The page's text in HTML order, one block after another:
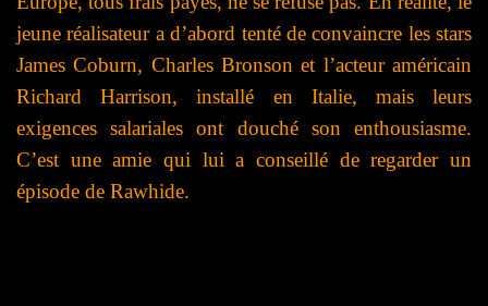
jeune réalisateur a d’abord tenté de convaincre les stars
James Coburn, Charles Bronson et l’acteur américain
Richard Harrison, installé en Italie, mais leurs
exigences salariales ont douché son enthousiasme.
C’est une amie qui lui a conseillé de regarder un
épisode de Rawhide.